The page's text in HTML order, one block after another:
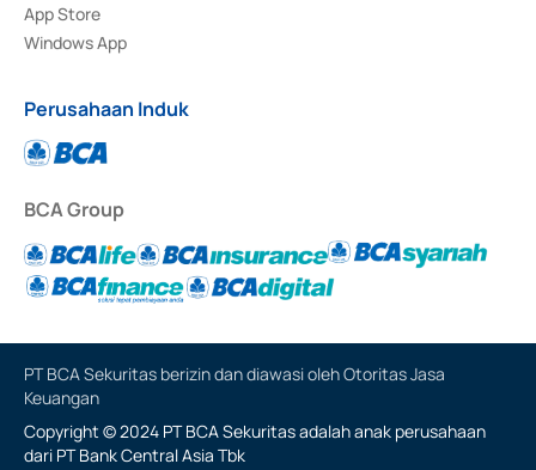
App Store
Windows App
Perusahaan Induk
BCA Group
PT BCA Sekuritas berizin dan diawasi oleh Otoritas Jasa
Keuangan
Copyright © 2024 PT BCA Sekuritas adalah anak perusahaan
dari PT Bank Central Asia Tbk